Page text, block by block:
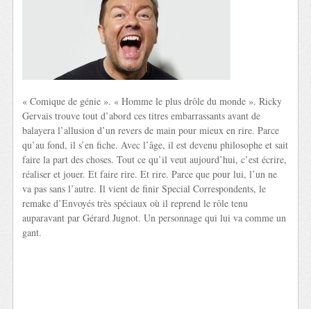
« Comique de génie ». « Homme le plus drôle du monde ». Ricky
Gervais trouve tout d’abord ces titres embarrassants avant de
balayera l’allusion d’un revers de main pour mieux en rire. Parce
qu’au fond, il s’en fiche. Avec l’âge, il est devenu philosophe et sait
faire la part des choses. Tout ce qu’il veut aujourd’hui, c’est écrire,
réaliser et jouer. Et faire rire. Et rire. Parce que pour lui, l’un ne
va pas sans l’autre. Il vient de finir Special Correspondents, le
remake d’Envoyés très spéciaux où il reprend le rôle tenu
auparavant par Gérard Jugnot. Un personnage qui lui va comme un
gant.